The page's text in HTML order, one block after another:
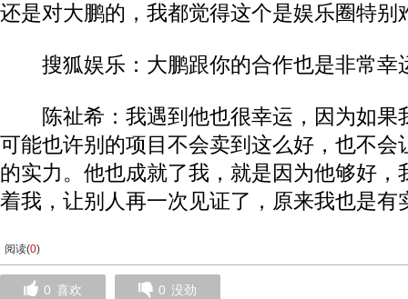
还是对大鹏的，我都觉得这个是娱乐圈特别
搜狐娱乐：大鹏跟你的合作也是非常幸
陈祉希：我遇到他也很幸运，因为如果
可能也许别的项目不会卖到这么好，也不会
的实力。他也成就了我，就是因为他够好，
着我，让别人再一次见证了，原来我也是有
阅读(0)
0 喜欢 0 没劲